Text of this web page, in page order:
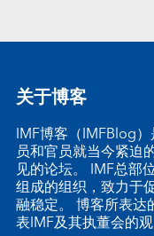
关于博客
IMF博客（IMFBlog
员和官员就当今紧迫
见的论坛。 IMF总部
组成的组织，致力于
融稳定。 博客所表
表IMF及其执董会的观